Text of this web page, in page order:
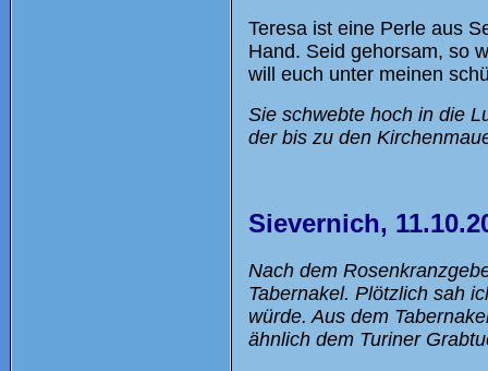
Teresa ist eine Perle aus
Hand. Seid gehorsam, so
will euch unter meinen
Sie schwebte hoch in die
der bis zu den
Sievernich,
Nach dem
Tabernakel. Plötzlich sah
würde. Aus dem
ähnlich dem Turiner